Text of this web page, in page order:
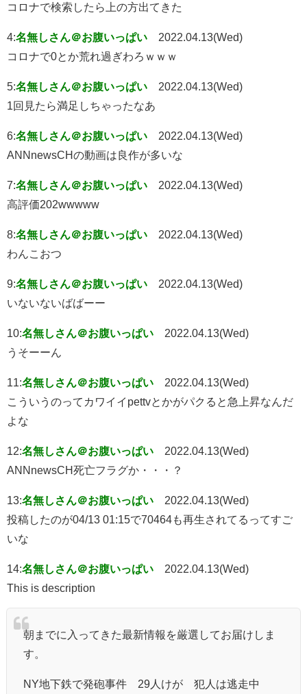
コロナで検索したら上の方出てきた
4:名無しさん＠お腹いっぱい
2022.04.13(Wed)
コロナで0とか荒れ過ぎわろｗｗｗ
5:名無しさん＠お腹いっぱい
2022.04.13(Wed)
1回見たら満足しちゃったなあ
6:名無しさん＠お腹いっぱい
2022.04.13(Wed)
ANNnewsCHの動画は良作が多いな
7:名無しさん＠お腹いっぱい
2022.04.13(Wed)
高評価202wwwww
8:名無しさん＠お腹いっぱい
2022.04.13(Wed)
わんこおつ
9:名無しさん＠お腹いっぱい
2022.04.13(Wed)
いないないばばーー
10:名無しさん＠お腹いっぱい
2022.04.13(Wed)
うそーーん
11:名無しさん＠お腹いっぱい
2022.04.13(Wed)
こういうのってカワイイpettvとかがパクると急上昇なんだ
よな
12:名無しさん＠お腹いっぱい
2022.04.13(Wed)
ANNnewsCH死亡フラグか・・・？
13:名無しさん＠お腹いっぱい
2022.04.13(Wed)
投稿したのが04/13 01:15で70464も再生されてるってすご
いな
14:名無しさん＠お腹いっぱい
2022.04.13(Wed)
This is description
朝までに入ってきた最新情報を厳選してお届けしま
す。
NY地下鉄で発砲事件 29人けが 犯人は逃走中